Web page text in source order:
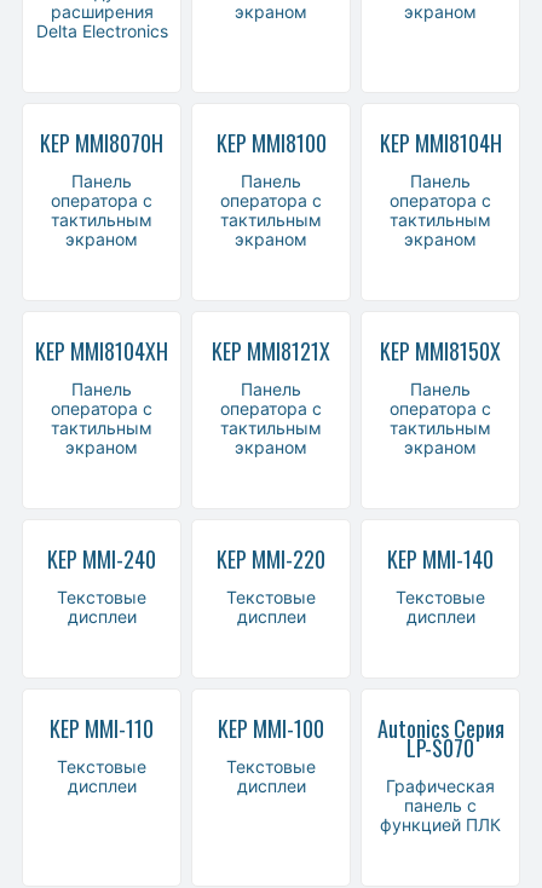
расширения
Delta Electronics
экраном
экраном
KEP MMI8070H
Панель
оператора с
тактильным
экраном
KEP MMI8100
Панель
оператора с
тактильным
экраном
KEP MMI8104H
Панель
оператора с
тактильным
экраном
KEP MMI8104XH
Панель
оператора с
тактильным
экраном
KEP MMI8121X
Панель
оператора с
тактильным
экраном
KEP MMI8150X
Панель
оператора с
тактильным
экраном
KEP MMI-240
Текстовые
дисплеи
KEP MMI-220
Текстовые
дисплеи
KEP MMI-140
Текстовые
дисплеи
KEP MMI-110
Текстовые
дисплеи
KEP MMI-100
Текстовые
дисплеи
Autonics Серия
LP-S070
Графическая
панель с
функцией ПЛК